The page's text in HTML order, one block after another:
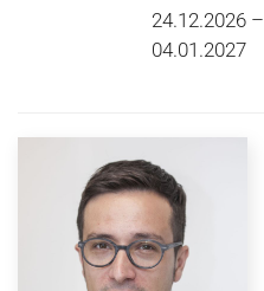
24.12.2026 –
04.01.2027